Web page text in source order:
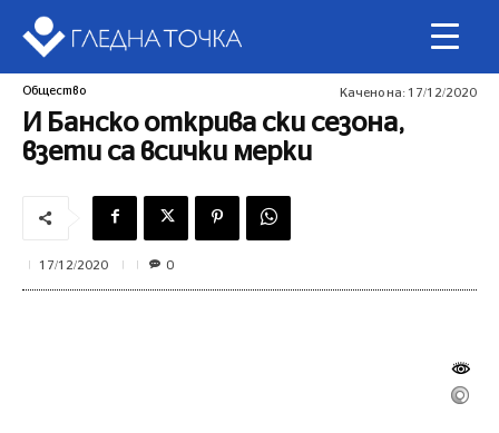
Общество Качено на: 17/12/2020
И Банско открива ски сезона,
взети са всички мерки
17/12/2020 0